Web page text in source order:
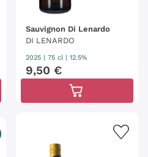
Sauvignon Di Lenardo
DI LENARDO
2025 75 cl | 12.5%
9,50 €